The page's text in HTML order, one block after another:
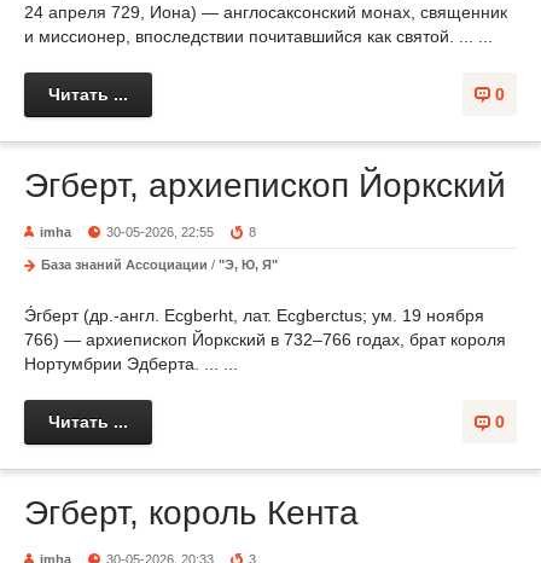
24 апреля 729, Иона) — англосаксонский монах, священник
и миссионер, впоследствии почитавшийся как святой. ... ...
0
Читать ...
Эгберт, архиепископ Йоркский
imha 30-05-2026, 22:55 8
База знаний Ассоциации / "Э, Ю, Я"
Э́гберт (др.-англ. Ecgberht, лат. Ecgberctus; ум. 19 ноября
766) — архиепископ Йоркский в 732–766 годах, брат короля
Нортумбрии Эдберта. ... ...
0
Читать ...
Эгберт, король Кента
imha 30-05-2026, 20:33 3